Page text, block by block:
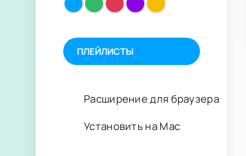
ПЛЕЙЛИСТЫ
Расширение для браузера
Установить на Mac